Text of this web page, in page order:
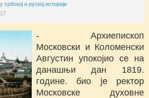
и руској историји
- Архиепископ
Московски и Коломенски
Августин упокојио се на
данашњи дан 1819.
године. био је ректор
Московске духовне